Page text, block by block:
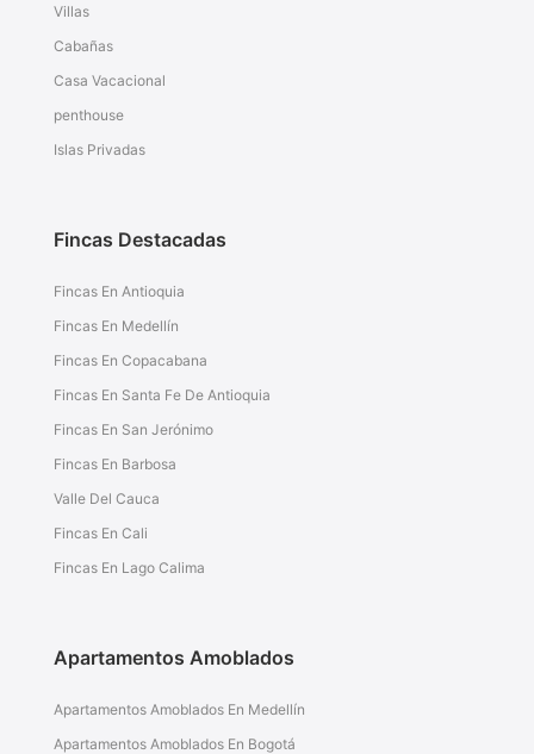
Villas
Cabañas
Casa Vacacional
penthouse
Islas Privadas
Fincas Destacadas
Fincas En Antioquia
Fincas En Medellín
Fincas En Copacabana
Fincas En Santa Fe De Antioquia
Fincas En San Jerónimo
Fincas En Barbosa
Valle Del Cauca
Fincas En Cali
Fincas En Lago Calima
Apartamentos Amoblados
Apartamentos Amoblados En Medellín
Apartamentos Amoblados En Bogotá